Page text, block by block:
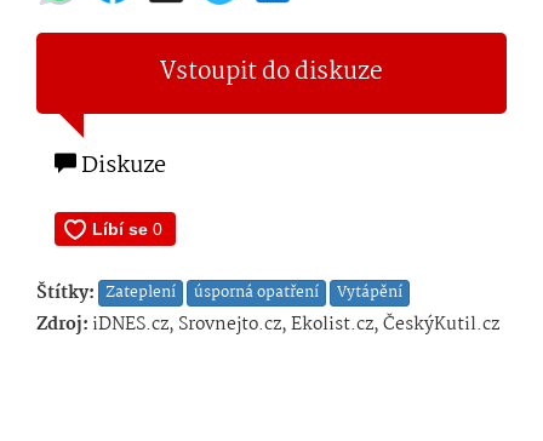
Vstoupit do diskuze
Diskuze
Štítky: Zateplení úsporná opatření Vytápění
Zdroj: iDNES.cz, Srovnejto.cz, Ekolist.cz, ČeskýKutil.cz